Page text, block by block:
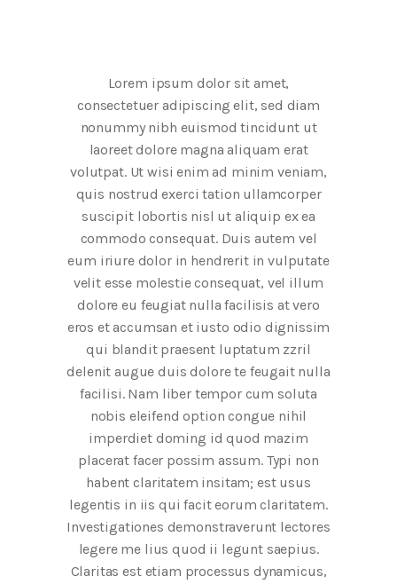
Lorem ipsum dolor sit amet,
consectetuer adipiscing elit, sed diam
nonummy nibh euismod tincidunt ut
laoreet dolore magna aliquam erat
volutpat. Ut wisi enim ad minim veniam,
quis nostrud exerci tation ullamcorper
suscipit lobortis nisl ut aliquip ex ea
commodo consequat. Duis autem vel
eum iriure dolor in hendrerit in vulputate
velit esse molestie consequat, vel illum
dolore eu feugiat nulla facilisis at vero
eros et accumsan et iusto odio dignissim
qui blandit praesent luptatum zzril
delenit augue duis dolore te feugait nulla
facilisi. Nam liber tempor cum soluta
nobis eleifend option congue nihil
imperdiet doming id quod mazim
placerat facer possim assum. Typi non
habent claritatem insitam; est usus
legentis in iis qui facit eorum claritatem.
Investigationes demonstraverunt lectores
legere me lius quod ii legunt saepius.
Claritas est etiam processus dynamicus,